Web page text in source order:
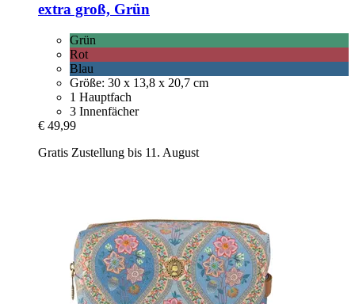
extra groß, Grün
Grün
Rot
Blau
Größe: 30 x 13,8 x 20,7 cm
1 Hauptfach
3 Innenfächer
€ 49,99
Gratis Zustellung bis 11. August